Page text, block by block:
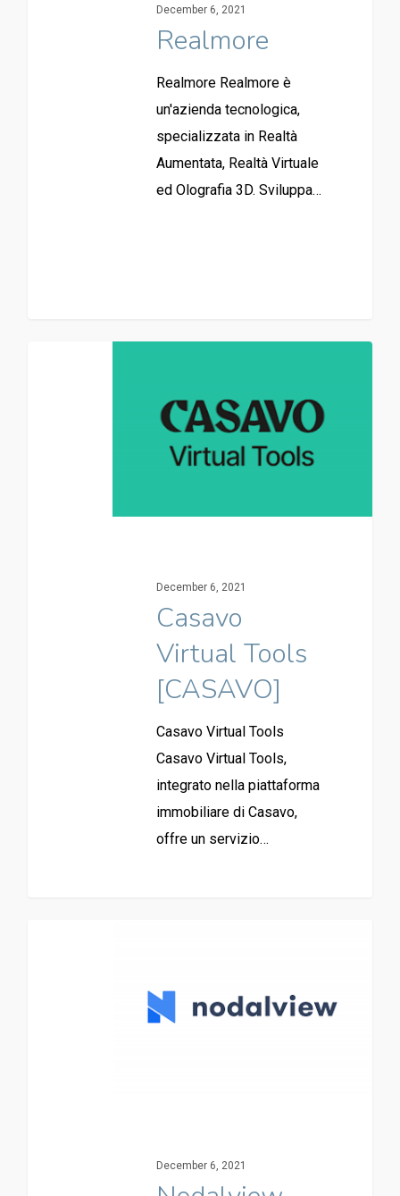
December 6, 2021
Realmore
Realmore Realmore è
un'azienda tecnologica,
specializzata in Realtà
Aumentata, Realtà Virtuale
ed Olografia 3D. Sviluppa…
December 6, 2021
Casavo
Virtual Tools
[CASAVO]
Casavo Virtual Tools
Casavo Virtual Tools,
integrato nella piattaforma
immobiliare di Casavo,
offre un servizio…
December 6, 2021